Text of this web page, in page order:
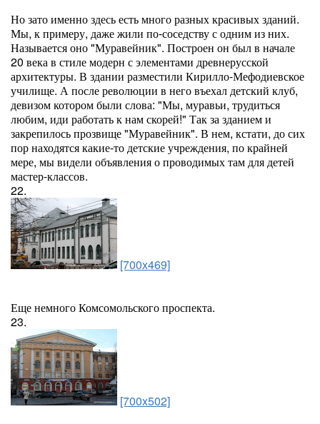
Но зато именно здесь есть много разных красивых зданий.
Мы, к примеру, даже жили по-соседству с одним из них.
Называется оно "Муравейник". Построен он был в начале
20 века в стиле модерн с элементами древнерусской
архитектуры. В здании разместили Кирилло-Мефодиевское
училище. А после революции в него въехал детский клуб,
девизом котором были слова: "Мы, муравьи, трудиться
любим, иди работать к нам скорей!" Так за зданием и
закрепилось прозвище "Муравейник". В нем, кстати, до сих
пор находятся какие-то детские учреждения, по крайней
мере, мы видели объявления о проводимых там для детей
мастер-классов.
22.
[700x469]
Еще немного Комсомольского проспекта.
23.
[700x502]